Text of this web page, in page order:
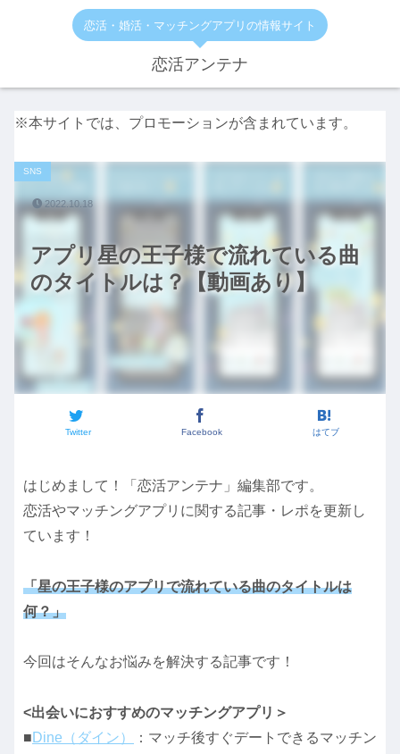
恋活・婚活・マッチングアプリの情報サイト
恋活アンテナ
※本サイトでは、プロモーションが含まれています。
アプリ星の王子様で流れている曲
のタイトルは？【動画あり】
SNS
Twitter Facebook はてブ
2022.10.18
はじめまして！「恋活アンテナ」編集部です。
恋活やマッチングアプリに関する記事・レポを更新し
ています！
「星の王子様のアプリで流れている曲のタイトルは
何？」
今回はそんなお悩みを解決する記事です！
<出会いにおすすめのマッチングアプリ＞
■ Dine（ダイン）
：マッチ後すぐデートできるマッチン